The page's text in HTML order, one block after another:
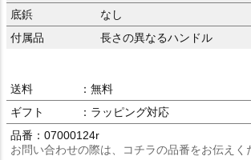
底鋲
なし
付属品
長さの異なるハンドル
送料
：無料
ギフト
：ラッピング対応
品番：07000124r
お問い合わせの際は、コチラの品番をお伝えく